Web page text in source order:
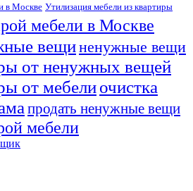
в Москве Утилизация мебели из квартиры
мебели в Москве
вещиненужные вещи
от ненужных вещей
от мебелиочистка
продать ненужные вещи
мебели